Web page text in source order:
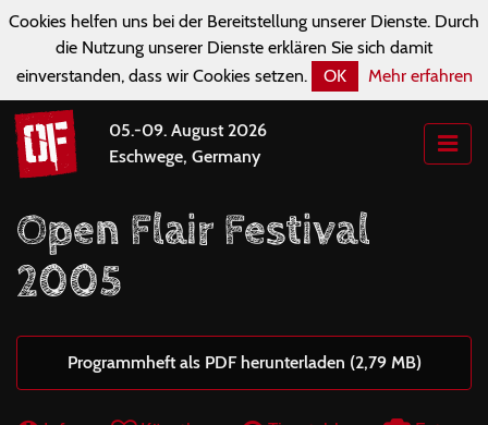
Cookies helfen uns bei der Bereitstellung unserer Dienste. Durch
die Nutzung unserer Dienste erklären Sie sich damit
einverstanden, dass wir Cookies setzen.
OK Mehr erfahren
05.-09. August 2026
Eschwege, Germany
Open Flair Festival
2005
Programmheft als PDF herunterladen (2,79 MB)